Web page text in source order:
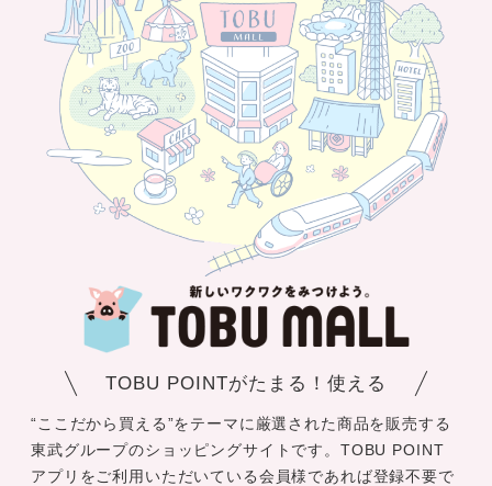
TOBU POINTがたまる！使える
“ここだから買える”をテーマに厳選された商品を販売する
東武グループのショッピングサイトです。TOBU POINT
アプリをご利用いただいている会員様であれば登録不要で